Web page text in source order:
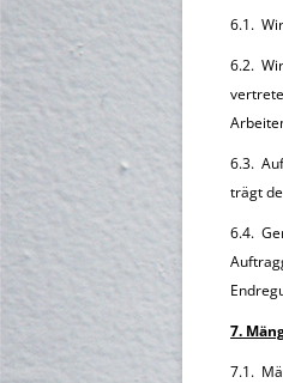
6.1.
6.2.
6.3.
trägt
6.4.
7.
7.1.